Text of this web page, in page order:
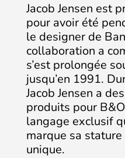
Jacob Jensen est
pour avoir été
le designer de
collaboration a
s’est prolongée
jusqu’en 1991.
Jacob Jensen a
produits pour
langage exclusif
marque sa
unique.